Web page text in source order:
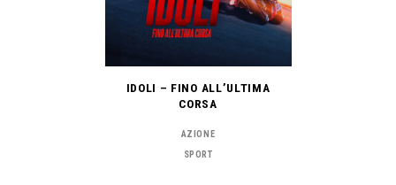
IDOLI – FINO ALL’ULTIMA
CORSA
AZIONE
SPORT